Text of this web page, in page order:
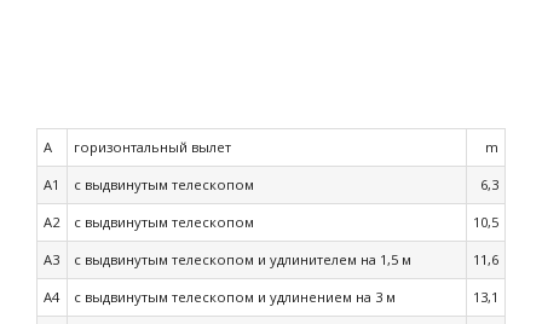
A горизонтальный вылет m
A1 с выдвинутым телескопом 6,3
A2 с выдвинутым телескопом 10,5
A3 с выдвинутым телескопом и удлинителем на 1,5 м 11,6
A4 с выдвинутым телескопом и удлинением на 3 м 13,1